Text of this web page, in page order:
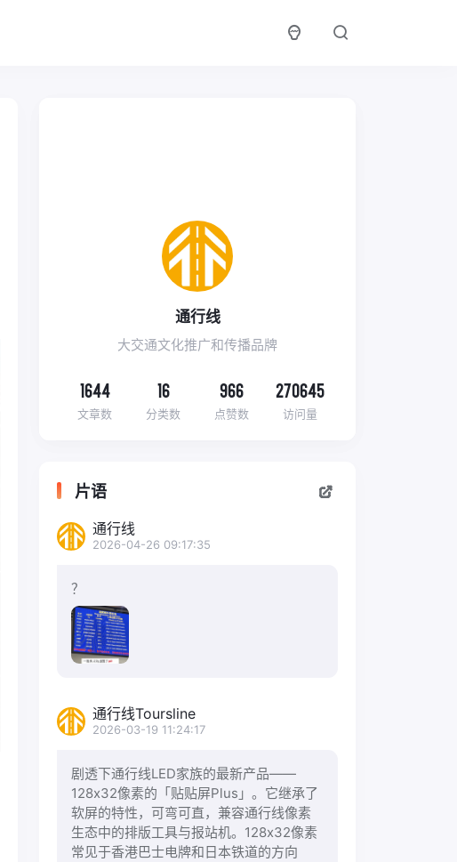
通行线
大交通文化推广和传播品牌
1644
文章数
16
分类数
966
点赞数
270645
访问量
片语
通行线
2026-04-26 09:17:35
？
通行线Toursline
2026-03-19 11:24:17
剧透下通行线LED家族的最新产品——
128x32像素的「贴贴屏Plus」。它继承了
软屏的特性，可弯可直，兼容通行线像素
生态中的排版工具与报站机。128x32像素
常见于香港巴士电牌和日本铁道的方向